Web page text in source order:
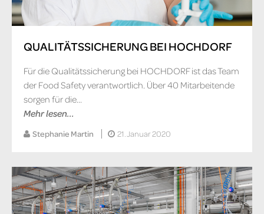
QUALITÄTSSICHERUNG BEI HOCHDORF
Für die Qualitätssicherung bei HOCHDORF ist das Team
der Food Safety verantwortlich. Über 40 Mitarbeitende
sorgen für die...
Mehr lesen...
Stephanie Martin 21. Januar 2020